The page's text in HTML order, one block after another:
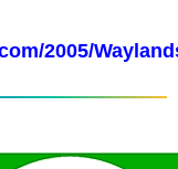
2005/